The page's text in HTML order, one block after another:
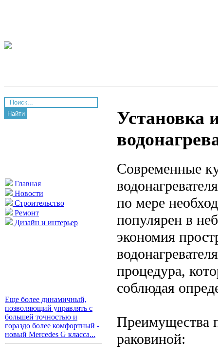
Найти
Главная
Новости
Строительство
Ремонт
Дизайн и интерьер
Еще более динамичный,
позволяющий управлять с
большей точностью и
гораздо более комфортный -
новый Mercedes G класса...
Установка
Современные
по мере
популярен в
экономия
процедура,
соблюдая
Преимущества
раковиной: